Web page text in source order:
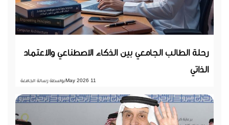
رحلة الطالب الجامعي بين الذكاء الاصطناعي والاعتماد
الذاتي
11 May 2026 بواسطة رسالة الجامعة